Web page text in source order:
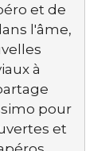
et de
l'âme,
à
pour
et